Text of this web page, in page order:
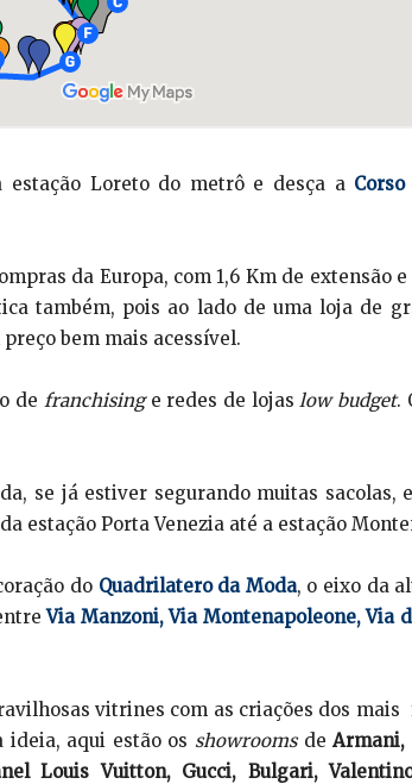
estação Loreto do metrô e desça a
da Europa, com 1,6 Km de extensão
também, pois ao lado de uma loja de
bem mais acessível.
de franchisinge redes de lojaslow budget.
se já estiver segurando muitas sacolas,
estação Porta Venezia até a estação
do Quadrilatero da Moda, o eixo da
Via Manzoni, Via Montenapoleone, Via
vitrines com as criações dos mais
ideia, aqui estão os showroomsdeArmani,
Louis Vuitton, Gucci, Bulgari,